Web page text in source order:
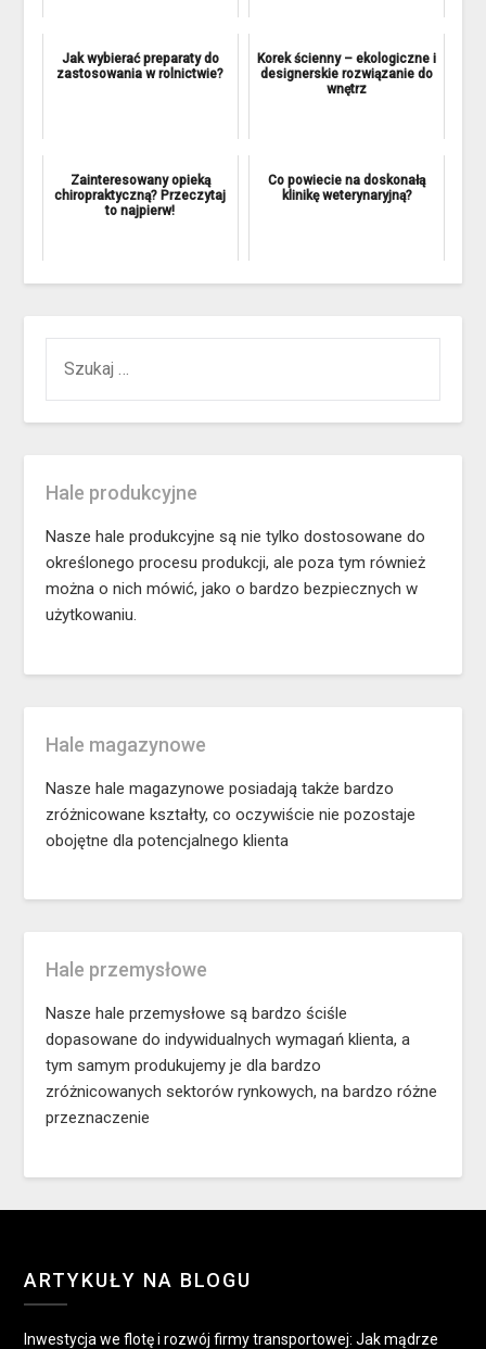
Jak wybierać preparaty do
zastosowania w rolnictwie?
Korek ścienny – ekologiczne i
designerskie rozwiązanie do
wnętrz
Zainteresowany opieką
chiropraktyczną? Przeczytaj
to najpierw!
Co powiecie na doskonałą
klinikę weterynaryjną?
Hale produkcyjne
Nasze hale produkcyjne są nie tylko dostosowane do
określonego procesu produkcji, ale poza tym również
można o nich mówić, jako o bardzo bezpiecznych w
użytkowaniu.
Hale magazynowe
Nasze hale magazynowe posiadają także bardzo
zróżnicowane kształty, co oczywiście nie pozostaje
obojętne dla potencjalnego klienta
Hale przemysłowe
Nasze hale przemysłowe są bardzo ściśle
dopasowane do indywidualnych wymagań klienta, a
tym samym produkujemy je dla bardzo
zróżnicowanych sektorów rynkowych, na bardzo różne
przeznaczenie
ARTYKUŁY NA BLOGU
Inwestycja we flotę i rozwój firmy transportowej: Jak mądrze